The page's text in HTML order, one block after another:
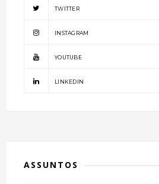
TWITTER
INSTAGRAM
YOUTUBE
LINKEDIN
ASSUNTOS